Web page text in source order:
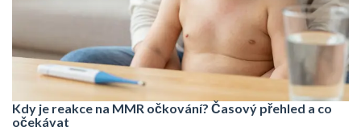
Kdy je reakce na MMR očkování? Časový přehled a co
očekávat